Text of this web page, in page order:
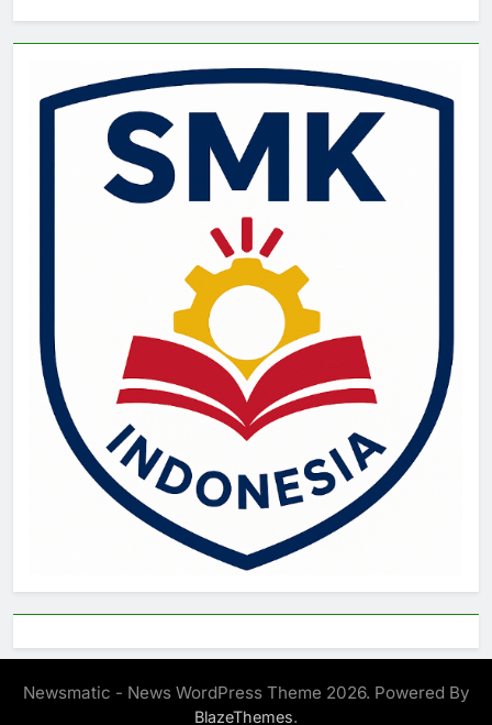
Newsmatic - News WordPress Theme 2026. Powered By
BlazeThemes.